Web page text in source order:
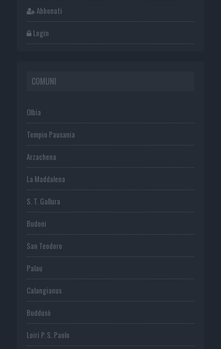
Abbonati
Login
COMUNI
Olbia
Tempio Pausania
Arzachena
La Maddalena
S. T. Gallura
Budoni
San Teodoro
Palau
Calangianus
Buddusò
Loiri P. S. Paolo